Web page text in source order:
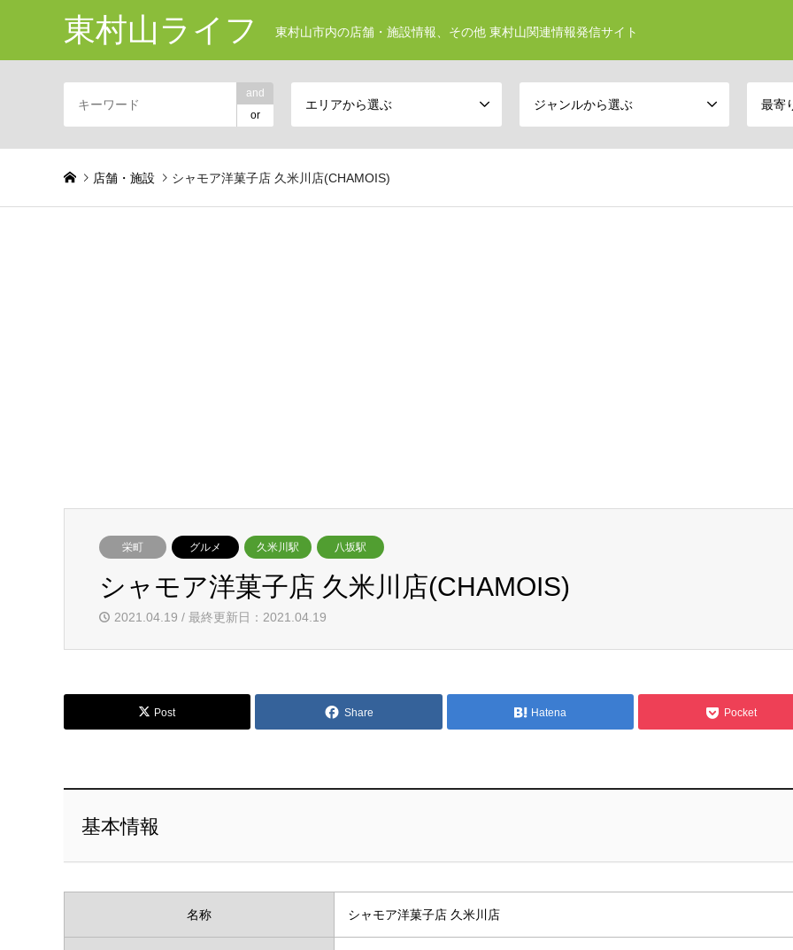
東村山ライフ 東村山市内の店舗・施設情報、その他 東村山関連情報発信サイト
and
or
エリアから選ぶ ジャンルから選ぶ 最寄
店舗・施設 シャモア洋菓子店 久米川店(CHAMOIS)
栄町 グルメ 久米川駅 八坂駅
シャモア洋菓子店 久米川店(CHAMOIS)
2021.04.19 / 最終更新日：2021.04.19
Post Share Hatena Pocket
基本情報
名称 シャモア洋菓子店 久米川店